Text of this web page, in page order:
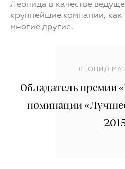
Леонида в качестве
крупнейшие компании, как
многие другие.
ЛЕОНИД
Обладатель
номинации